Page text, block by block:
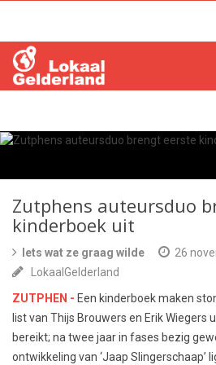
COLUMNS
RADIO
ZOEKEN
Zutphens auteursduo
kinderboek uit
Iets wat ze graag wilde
26
LokaalGelderland
ZUTPHEN - Een kinderboek maken
list van Thijs Brouwers en Erik Wiegers
bereikt; na twee jaar in fases bezig
ontwikkeling van ‘Jaap Slingerschaap’